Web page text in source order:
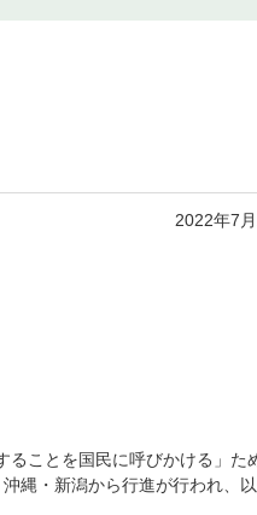
2022年7
ことを国民に呼びかける」た
縄・新潟から行進が行われ、